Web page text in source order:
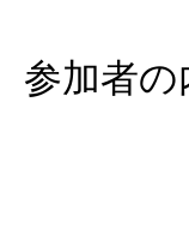
参加者